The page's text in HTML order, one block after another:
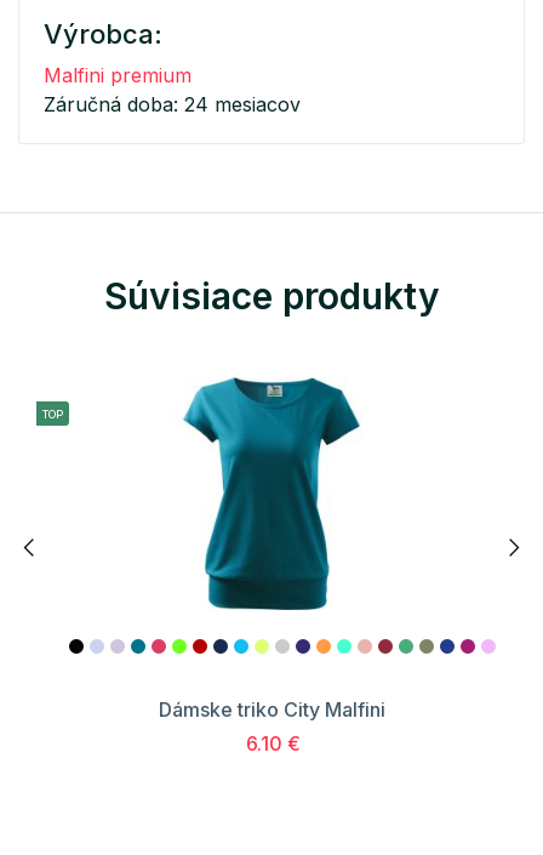
Výrobca:
Malfini premium
Záručná doba: 24 mesiacov
Súvisiace produkty
TOP
Dámske triko City Malfini
6.10 €